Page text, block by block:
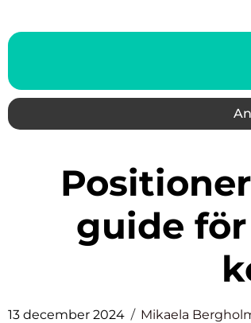
Positioneringskuddar: En
guide
13 december 2024 Mikaela